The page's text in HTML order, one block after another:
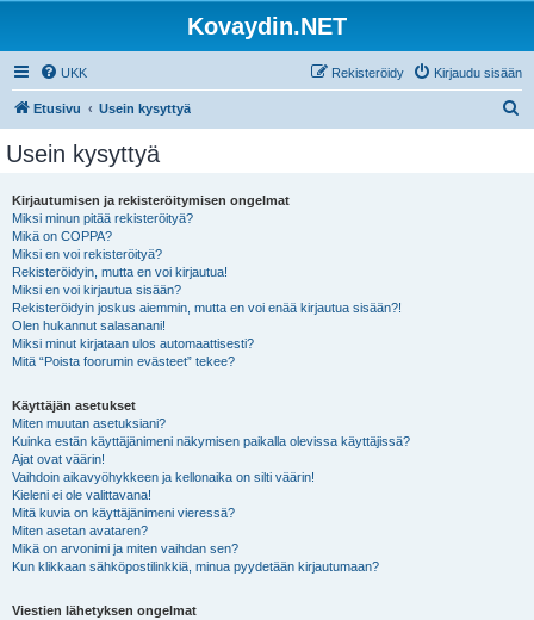
Kovaydin.NET
UKK Kirjaudu sisään
Rekisteröidy
Etusivu Usein kysyttyä
Usein kysyttyä
Kirjautumisen ja rekisteröitymisen ongelmat
Miksi minun pitää rekisteröityä?
Mikä on COPPA?
Miksi en voi rekisteröityä?
Rekisteröidyin, mutta en voi kirjautua!
Miksi en voi kirjautua sisään?
Rekisteröidyin joskus aiemmin, mutta en voi enää kirjautua sisään?!
Olen hukannut salasanani!
Miksi minut kirjataan ulos automaattisesti?
Mitä “Poista foorumin evästeet” tekee?
Käyttäjän asetukset
Miten muutan asetuksiani?
Kuinka estän käyttäjänimeni näkymisen paikalla olevissa käyttäjissä?
Ajat ovat väärin!
Vaihdoin aikavyöhykkeen ja kellonaika on silti väärin!
Kieleni ei ole valittavana!
Mitä kuvia on käyttäjänimeni vieressä?
Miten asetan avataren?
Mikä on arvonimi ja miten vaihdan sen?
Kun klikkaan sähköpostilinkkiä, minua pyydetään kirjautumaan?
Viestien lähetyksen ongelmat